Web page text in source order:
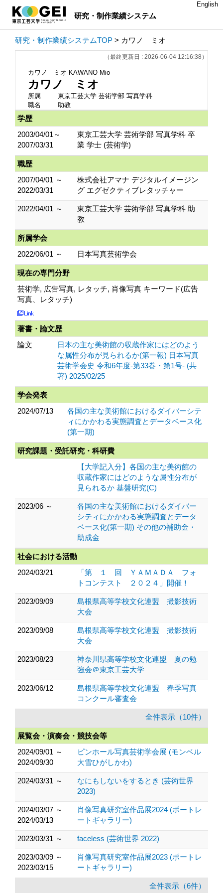
研究・制作業績システム
English
研究・制作業績システムTOP > カワノ ミオ
（最終更新日 : 2026-06-04 12:16:38）
カワノ ミオ KAWANO Mio
カワノ ミオ
所属
東京工芸大学 芸術学部 写真学科
職名
助教
学歴
2003/04/01～
2007/03/31
東京工芸大学 芸術学部 写真学科 卒
業 学士 (芸術学)
職歴
2007/04/01 ～
2022/03/31
株式会社アマナ デジタルイメージン
グ エグゼクティブレタッチャー
2022/04/01 ～
東京工芸大学 芸術学部 写真学科 助
教
所属学会
2022/06/01 ～
日本写真芸術学会
現在の専門分野
芸術学, 広告写真, レタッチ, 肖像写真 キーワード(広告
写真、レタッチ)
著書・論文歴
論文
日本の主な美術館の収蔵作家にはどのよう
な属性分布が見られるか(第一報) 日本写真
芸術学会史 令和6年度-第33巻・第1号- (共
著) 2025/02/25
学会発表
2024/07/13
各国の主な美術館におけるダイバーシテ
ィにかかわる実態調査とデータベース化
(第一期)
研究課題・受託研究・科研費
【大学記入分】各国の主な美術館の
収蔵作家にはどのような属性分布が
見られるか 基盤研究(C)
2023/06 ～
各国の主な美術館におけるダイバー
シティにかかわる実態調査とデータ
ベース化(第一期) その他の補助金・
助成金
社会における活動
2024/03/21
「第 １ 回 ＹＡＭＡＤＡ フォ
トコンテスト ２０２４」開催！
2023/09/09
島根県高等学校文化連盟 撮影技術
大会
2023/09/08
島根県高等学校文化連盟 撮影技術
大会
2023/08/23
神奈川県高等学校文化連盟 夏の勉
強会＠東京工芸大学
2023/06/12
島根県高等学校文化連盟 春季写真
コンクール審査会
全件表示（10件）
展覧会・演奏会・競技会等
2024/09/01 ～
2024/09/30
ピンホール写真芸術学会展 (モンベル
大雪ひがしかわ)
2024/03/31 ～
なにもしないをするとき (芸術世界
2023)
2024/03/07 ～
2024/03/13
肖像写真研究室作品展2024 (ポートレ
ートギャラリー)
2023/03/31 ～ faceless (芸術世界 2022)
2023/03/09 ～
2023/03/15
肖像写真研究室作品展2023 (ポートレ
ートギャラリー)
全件表示（6件）